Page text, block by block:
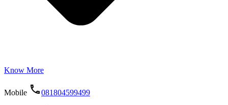
Know More
Mobile 081804599499